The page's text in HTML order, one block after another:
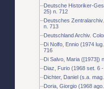
Deutsche Historiker-
25) n. 712
Deutsches
n. 713
Deutschland Archiv.
Di Nolfo, Ennio (1974
716
Di Salvo, Maria ([1973])
Diaz, Furio (1968 set. 6
Dichter, Daniel (s.a.
Doria, Giorgio (1968